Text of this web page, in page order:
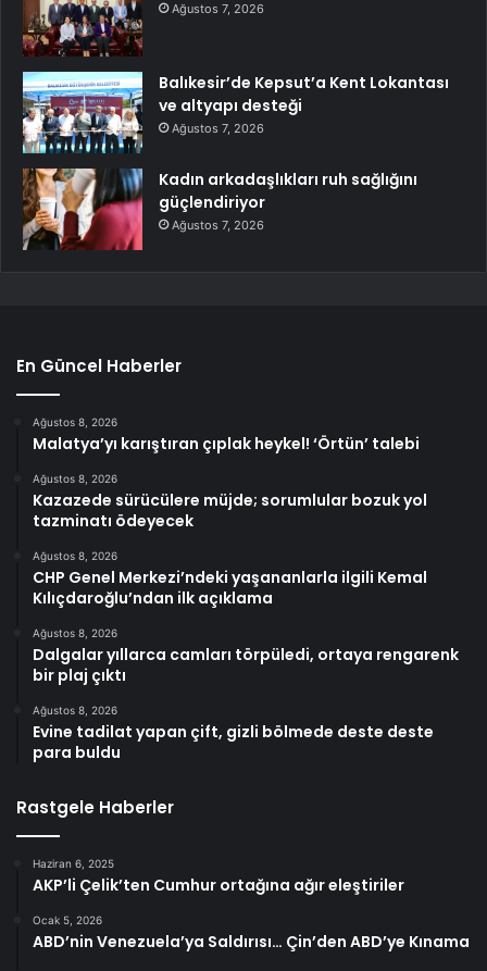
Ağustos 7, 2026
Balıkesir’de Kepsut’a Kent Lokantası
ve altyapı desteği
Ağustos 7, 2026
Kadın arkadaşlıkları ruh sağlığını
güçlendiriyor
Ağustos 7, 2026
En Güncel Haberler
Ağustos 8, 2026
Malatya’yı karıştıran çıplak heykel! ‘Örtün’ talebi
Ağustos 8, 2026
Kazazede sürücülere müjde; sorumlular bozuk yol
tazminatı ödeyecek
Ağustos 8, 2026
CHP Genel Merkezi’ndeki yaşananlarla ilgili Kemal
Kılıçdaroğlu’ndan ilk açıklama
Ağustos 8, 2026
Dalgalar yıllarca camları törpüledi, ortaya rengarenk
bir plaj çıktı
Ağustos 8, 2026
Evine tadilat yapan çift, gizli bölmede deste deste
para buldu
Rastgele Haberler
Haziran 6, 2025
AKP’li Çelik’ten Cumhur ortağına ağır eleştiriler
Ocak 5, 2026
ABD’nin Venezuela’ya Saldırısı… Çin’den ABD’ye Kınama